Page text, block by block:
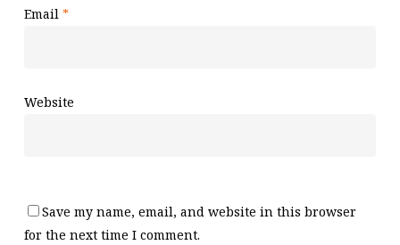
Email *
Website
Save my name, email, and website in this browser
for the next time I comment.